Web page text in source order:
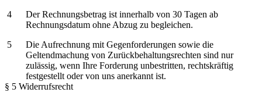
Der Rechnungsbetrag ist innerhalb von 30 Tagen ab
Rechnungsdatum ohne Abzug zu begleichen.
Die Aufrechnung mit Gegenforderungen sowie die
Geltendmachung von Zurückbehaltungsrechten sind nur
zulässig, wenn Ihre Forderung unbestritten, rechtskräftig
festgestellt oder von uns anerkannt ist.
§ 5 Widerrufsrecht